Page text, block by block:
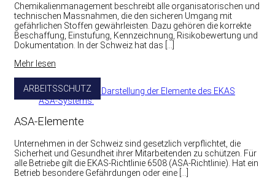
Chemikalienmanagement beschreibt alle organisatorischen und
technischen Massnahmen, die den sicheren Umgang mit
gefährlichen Stoffen gewährleisten. Dazu gehören die korrekte
Beschaffung, Einstufung, Kennzeichnung, Risikobewertung und
Dokumentation. In der Schweiz hat das […]
Mehr lesen
ARBEITSSCHUTZ
ASA-Elemente
Unternehmen in der Schweiz sind gesetzlich verpflichtet, die
Sicherheit und Gesundheit ihrer Mitarbeitenden zu schützen. Für
alle Betriebe gilt die EKAS-Richtlinie 6508 (ASA-Richtlinie). Hat ein
Betrieb besondere Gefährdungen oder eine […]